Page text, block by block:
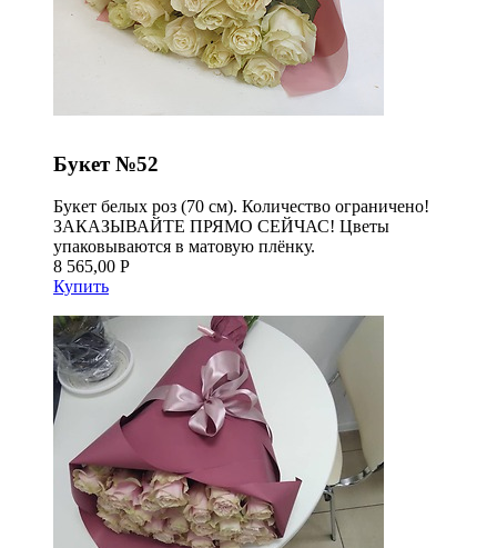
Букет №52
Букет белых роз (70 см). Количество ограничено!
ЗАКАЗЫВАЙТЕ ПРЯМО СЕЙЧАС! Цветы
упаковываются в матовую плёнку.
8 565,00 Р
Купить